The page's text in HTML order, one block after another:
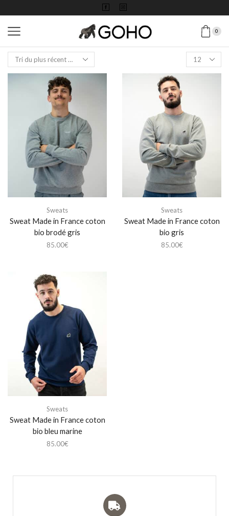
0
Sweats
Sweat Made in France coton
bio brodé gris
85.00€
Sweats
Sweat Made in France coton
bio gris
85.00€
Sweats
Sweat Made in France coton
bio bleu marine
85.00€